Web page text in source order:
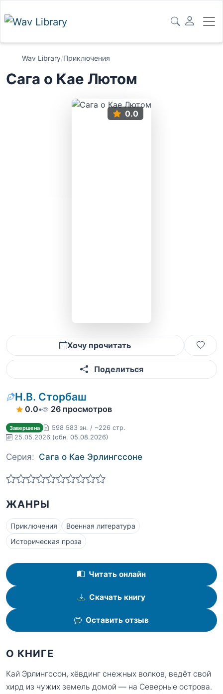
Wav Library/Приключения
Сага о Кае Лютом
0.0
Хочу прочитать
Поделиться
Н.В. Сторбаш
0.0• 26 просмотров
Завершена
598 583 зн. / ~226 стр.
25.05.2026 (обн. 05.08.2026)
Серия: Сага о Кае Эрлингссоне
ЖАНРЫ
Приключения
Военная литература
Историческая проза
Читать онлайн
Скачать книгу
Оставить отзыв
О КНИГЕ
Кай Эрлингссон, хёвдинг снежных волков, ведёт свой
хирд из чужих земель домой — на Северные острова.